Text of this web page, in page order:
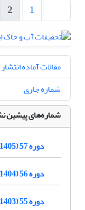
1
2
مقالات آماده انتشار
شماره جاری
شماره‌های پیشین
دوره 57 (1405)
دوره 56 (1404)
دوره 55 (1403)